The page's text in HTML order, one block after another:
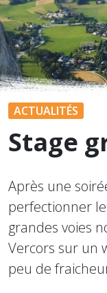
ACTUALITÉS
Stage
Après une
perfectionner
grandes voies
Vercors sur un
peu de